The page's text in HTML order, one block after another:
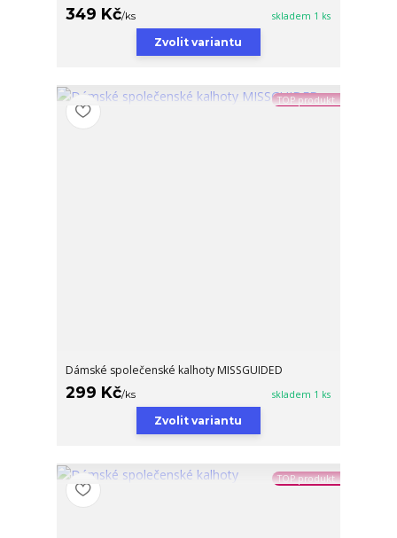
349 Kč/ks skladem 1 ks
Zvolit variantu
TOP produkt
Dámské společenské kalhoty MISSGUIDED
299 Kč/ks skladem 1 ks
Zvolit variantu
TOP produkt